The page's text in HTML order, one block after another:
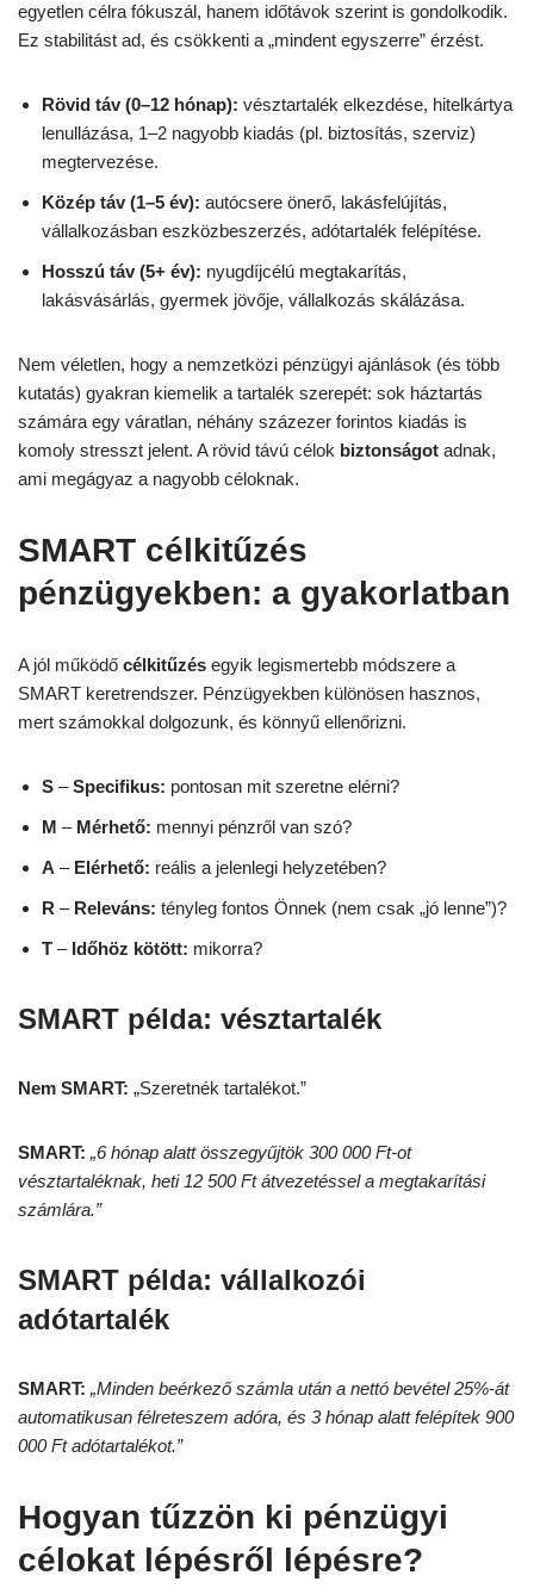
egyetlen célra fókuszál, hanem időtávok szerint is gondolkodik.
Ez stabilitást ad, és csökkenti a „mindent egyszerre” érzést.
Rövid táv (0–12 hónap): vésztartalék elkezdése, hitelkártya
lenullázása, 1–2 nagyobb kiadás (pl. biztosítás, szerviz)
megtervezése.
Közép táv (1–5 év): autócsere önerő, lakásfelújítás,
vállalkozásban eszközbeszerzés, adótartalék felépítése.
Hosszú táv (5+ év): nyugdíjcélú megtakarítás,
lakásvásárlás, gyermek jövője, vállalkozás skálázása.
Nem véletlen, hogy a nemzetközi pénzügyi ajánlások (és több
kutatás) gyakran kiemelik a tartalék szerepét: sok háztartás
számára egy váratlan, néhány százezer forintos kiadás is
komoly stresszt jelent. A rövid távú célok biztonságot adnak,
ami megágyaz a nagyobb céloknak.
SMART célkitűzés
pénzügyekben: a gyakorlatban
A jól működő célkitűzés egyik legismertebb módszere a
SMART keretrendszer. Pénzügyekben különösen hasznos,
mert számokkal dolgozunk, és könnyű ellenőrizni.
S –Specifikus: pontosan mit szeretne elérni?
M – Mérhető: mennyi pénzről van szó?
A – Elérhető: reális a jelenlegi helyzetében?
R – Releváns: tényleg fontos Önnek (nem csak „jó lenne”)?
T – Időhöz kötött: mikorra?
SMART példa: vésztartalék
Nem SMART: „Szeretnék tartalékot.”
SMART: „6 hónap alatt összegyűjtök 300 000 Ft-ot
vésztartaléknak, heti 12 500 Ft átvezetéssel a megtakarítási
számlára.”
SMART példa: vállalkozói
adótartalék
SMART: „Minden beérkező számla után a nettó bevétel 25%-át
automatikusan félreteszem adóra, és 3 hónap alatt felépítek 900
000 Ft adótartalékot.”
Hogyan tűzzön ki pénzügyi
célokat lépésről lépésre?